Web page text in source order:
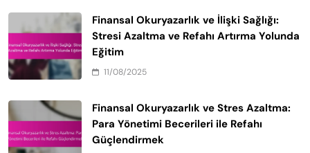
Finansal Okuryazarlık ve İlişki Sağlığı:
Stresi Azaltma ve Refahı Artırma Yolunda
Eğitim
11/08/2025
Finansal Okuryazarlık ve Stres Azaltma:
Para Yönetimi Becerileri ile Refahı
Güçlendirmek